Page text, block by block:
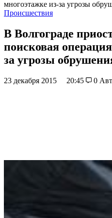
многоэтажке из-за угрозы
Происшествия
В Волгограде
поисковая
за угрозы
23 декабря 2015 20:45 0